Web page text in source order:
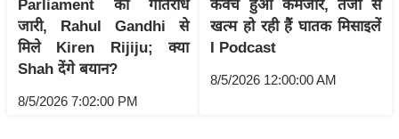
L
n
s
Parliament का गतिरोध
जारी, Rahul Gandhi से
मिले Kiren Rijiju; क्या
Shah देंगे बयान?
8/5/2026 7:02:00 PM
कवच हुआ कमजोर, तेजी से
खत्म हो रही हैं घातक मिसाइलें
I Podcast
8/5/2026 12:00:00 AM